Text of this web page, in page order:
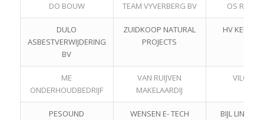
DO BOUW TEAM VYVERBERG BV OS REPAIR
DULO
ASBESTVERWIJDERING
BV
ZUIDKOOP NATURAL
PROJECTS
HV
ME
ONDERHOUDBEDRIJF
VAN RUIJVEN
MAKELAARDIJ
VILOSA
PESOUND WENSEN E- TECH BIJL LINE